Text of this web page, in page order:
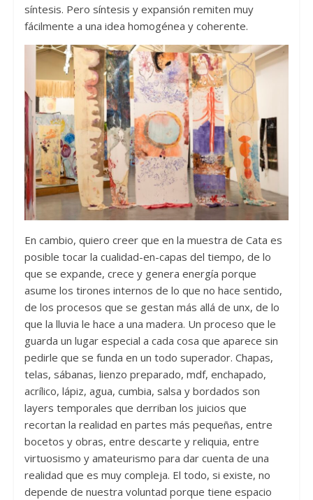
síntesis. Pero síntesis y expansión remiten muy
fácilmente a una idea homogénea y coherente.
En cambio, quiero creer que en la muestra de Cata es
posible tocar la cualidad-en-capas del tiempo, de lo
que se expande, crece y genera energía porque
asume los tirones internos de lo que no hace sentido,
de los procesos que se gestan más allá de unx, de lo
que la lluvia le hace a una madera. Un proceso que le
guarda un lugar especial a cada cosa que aparece sin
pedirle que se funda en un todo superador. Chapas,
telas, sábanas, lienzo preparado, mdf, enchapado,
acrílico, lápiz, agua, cumbia, salsa y bordados son
layers temporales que derriban los juicios que
recortan la realidad en partes más pequeñas, entre
bocetos y obras, entre descarte y reliquia, entre
virtuosismo y amateurismo para dar cuenta de una
realidad que es muy compleja. El todo, si existe, no
depende de nuestra voluntad porque tiene espacio